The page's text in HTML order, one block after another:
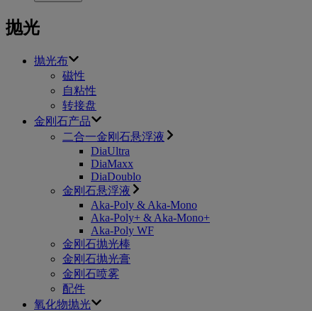
抛光
抛光布
磁性
自粘性
转接盘
​金刚石产品
二合一金刚石悬浮液
DiaUltra
DiaMaxx
DiaDoublo
金刚石悬浮液
Aka-Poly & Aka-Mono
Aka-Poly+ & Aka-Mono+
Aka-Poly WF
金刚石抛光棒
金刚石抛光膏
金刚石喷雾
配件
氧化物抛光